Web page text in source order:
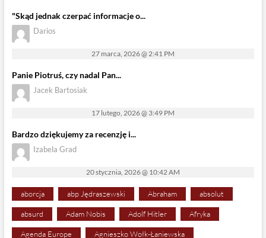
"Skąd jednak czerpać informacje o...
Darios
27 marca, 2026 @ 2:41 PM
Panie Piotruś, czy nadal Pan...
Jacek Bartosiak
17 lutego, 2026 @ 3:49 PM
Bardzo dziękujemy za recenzję i...
Izabela Grad
20 stycznia, 2026 @ 10:42 AM
aborcja abp Jędraszewski Abraham absolut
absurd Adam Nobis Adolf Hitler Afryka
Agenda Europe Agnieszko Wołk-Łaniewska